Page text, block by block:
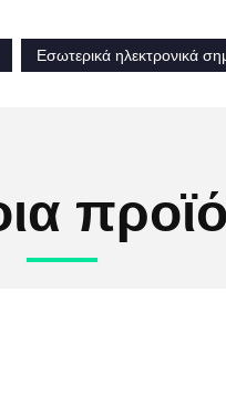
Εσωτερικά ηλεκτρονικά